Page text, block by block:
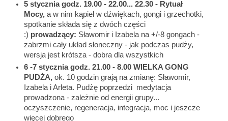
5 styczniagodz. 19.00 - 22.00... 22.30 - Rytuał
Mocy, a w nim kąpiel w dźwiękach, gongi i grzechotki,
spotkanie składa się z dwóch części
:) prowadzący: Sławomir i Izabela na +/-8 gongach -
zabrzmi cały układ słoneczny - jak podczas pudży,
wersja jest krótsza - dobra dla wszystkich
6 -7 stycznia godz. 21.00 - 8.00 WIELKA GONG
PUDŻA,ok. 10 godzin grają na zmianę: Sławomir,
Izabela i Arleta. Pudżę poprzedzi medytacja
prowadzona - zależnie od energii grupy...
oczyszczenie, regeneracja, integracja, moc i jeszcze
więcej dobrego